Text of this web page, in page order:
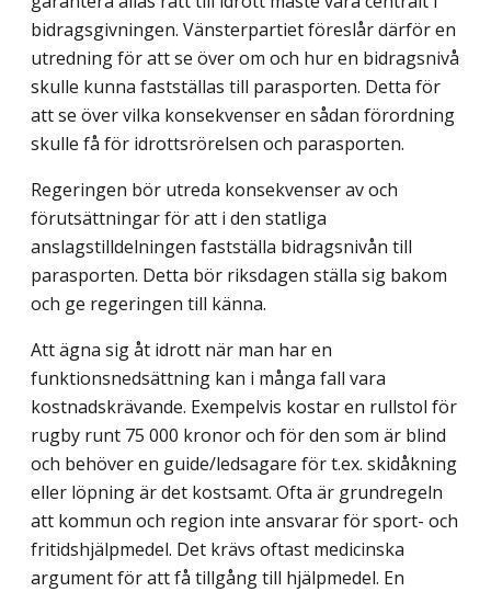
bidragsgivningen. Vänsterpartiet föreslår därför en
utredning för att se över om och hur en bidragsnivå
skulle kunna fastställas till parasporten. Detta för
att se över vilka konsekvenser en sådan förordning
skulle få för idrottsrörelsen och para­sporten.
Regeringen bör utreda konsekvenser av och
förutsättningar för att i den statliga
anslagstilldelningen fastställa bidragsnivån till
parasporten. Detta bör riksdagen ställa sig bakom
och ge regeringen till känna.
Att ägna sig åt idrott när man har en
funktionsnedsättning kan i många fall vara
kostnadskrävande. Exempelvis kostar en rullstol för
rugby runt 75 000 kronor och för den som är blind
och behöver en guide/ledsagare för t.ex. skidåkning
eller löpning är det kostsamt. Ofta är grundregeln
att kommun och region inte ansvarar för sport- och
fritidshjälpmedel. Det krävs oftast medicinska
argument för att få tillgång till hjälp­medel. En